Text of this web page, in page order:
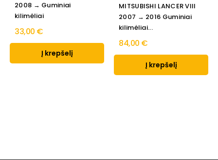
2008 → Guminiai
kilimėliai
33,00 €
Į krepšelį
MITSUBISHI LANCER VIII
2007 → 2016 Guminiai
kilimėliai...
84,00 €
Į krepšelį